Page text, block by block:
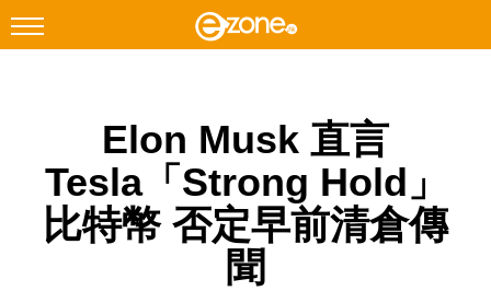
Instagram
科技焦點
網絡生活
Elon Musk 直言
Tesla「Strong Hold」
比特幣 否定早前清倉傳
聞